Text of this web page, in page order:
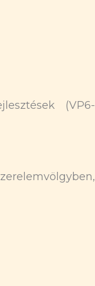
(VP6-